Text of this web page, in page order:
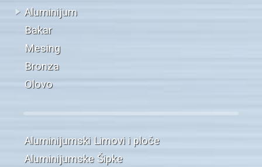
Aluminijum
Bakar
Mesing
Bronza
Olovo
Aluminijumski Limovi i ploče
Aluminijumske Šipke